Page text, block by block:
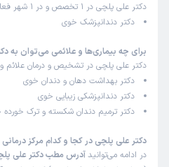
دکتر علی پلچی در 1 تخصص و در 1 شهر فعالیت دارند:
دکتر دندانپزشک خوی
برای چه بیماری‌ها و علائمی می‌توان به
دکتر علی پلچی در تشخیص و درمان علائم و
دکتر بهداشت دهان و دندان خوی
دکتر دندانپزشکی زیبایی خوی
دکتر ترمیم دندان شکسته و ترک
دکتر علی پلچی در کجا و کدام مرکز
در ادامه می‌توانید آدرس مطب دکتر علی